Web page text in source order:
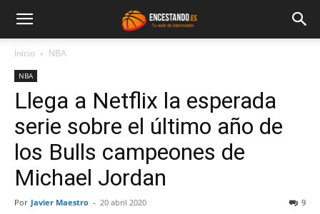
Inicio NBA
NBA
Llega a Netflix la esperada
serie sobre el último año de
los Bulls campeones de
Michael Jordan
Por Javier Maestro - 20 abril 2020 9